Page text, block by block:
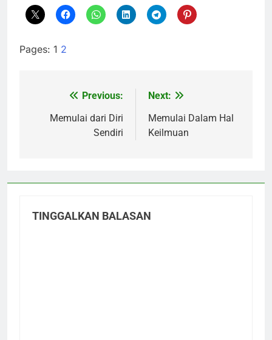
Pages: 1 2
Navigasi
pos
Previous:
Memulai dari Diri
Sendiri
Next:
Memulai Dalam Hal
Keilmuan
TINGGALKAN BALASAN